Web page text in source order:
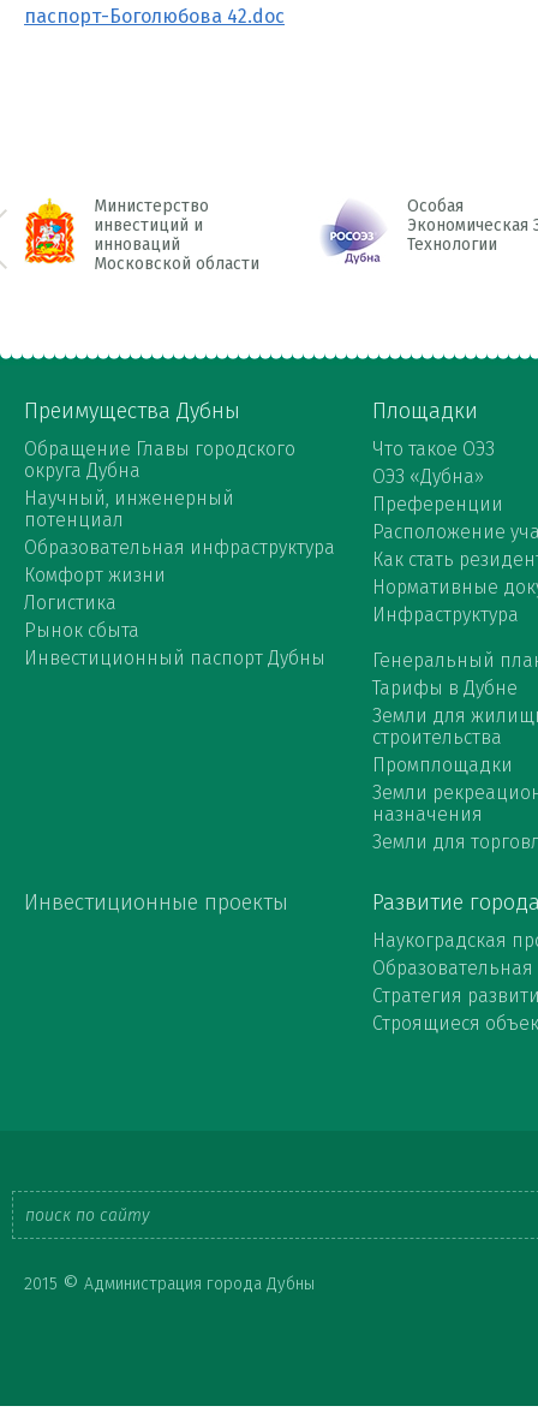
паспорт-Боголюбова 42.doc
Министерство
инвестиций и
инноваций
Московской области
Особая
Экономическая
Технологии
Преимущества Дубны
Обращение Главы городского
округа Дубна
Научный, инженерный
потенциал
Образовательная инфраструктура
Комфорт жизни
Логистика
Рынок сбыта
Инвестиционный паспорт Дубны
Площадки
Что такое ОЭЗ
ОЭЗ «Дубна»
Преференции
Расположение
Как стать
Нормативные
Инфраструктура
Генеральный
Тарифы в Дубне
Земли для
строительства
Промплощадки
Земли
назначения
Земли для
Инвестиционные проекты Развитие
Наукоградская
Стратегия
Строящиеся
2015 © Администрация города Дубны